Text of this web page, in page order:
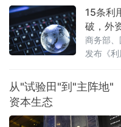
60天的
石油产
2026年
油可以
消息落
15条利
破，外
商务部
发布《
促进水
外资管理
重磅政
从"试验田"到"主阵地"
资本生态